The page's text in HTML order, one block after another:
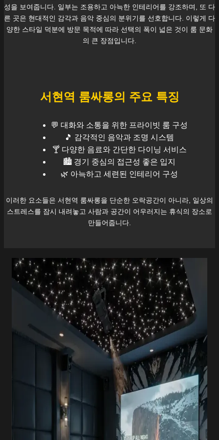
성을 보여줍니다. 일부는 조용하고 아늑한 인테리어를 강조하며, 또 다
른 곳은 현대적인 감각과 음악 중심의 분위기를 선호합니다. 이렇게 다
양한 스타일 덕분에 방문 목적에 따라 선택의 폭이 넓은 것이 룸 문화
의 큰 장점입니다.
서현역 룸싸롱의 주요 특징
💬 대화와 소통을 위한 프라이빗 룸 구성
🎵 감각적인 음악과 조명 시스템
🍸 다양한 음료와 간단한 다이닝 서비스
🏙️ 경기
중심의 접근성 좋은 입지
🌿 아늑하고 세련된 인테리어 구성
이러한 요소들은 서현역 룸싸롱을 단순한 오락공간이 아니라, 일상의
스트레스를 잠시 내려놓고 사람과 공간이 어우러지는 휴식의 장소로
만들어줍니다.